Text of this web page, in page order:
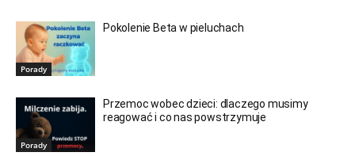
Porady
Pokolenie Beta w pieluchach
Porady
Przemoc wobec dzieci: dlaczego musimy
reagować i co nas powstrzymuje